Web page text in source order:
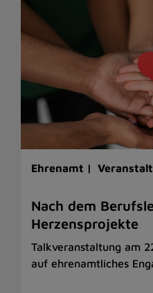
Ehrenamt |
Nach dem
Herzensprojekte
Talkveranstaltung am
auf ehrenamtliches